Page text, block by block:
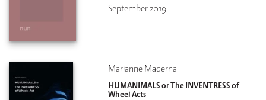
T
er
m
September 2019
Marianne Maderna
HUMANIMALS or The INVENTRESS of
Wheel Acts